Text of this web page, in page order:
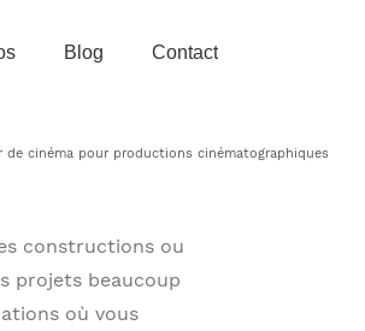
Blog Contact
de cinéma pour productions cinématographiques
constructions ou
projets beaucoup
où vous